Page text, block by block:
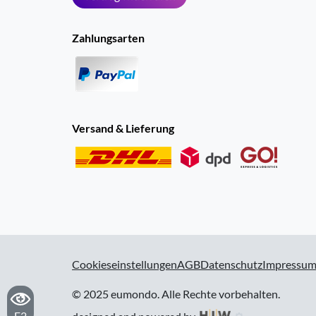
Zahlungsarten
Versand & Lieferung
CookieseinstellungenAGBDatenschutzImpressum
© 2025 eumondo. Alle Rechte vorbehalten.